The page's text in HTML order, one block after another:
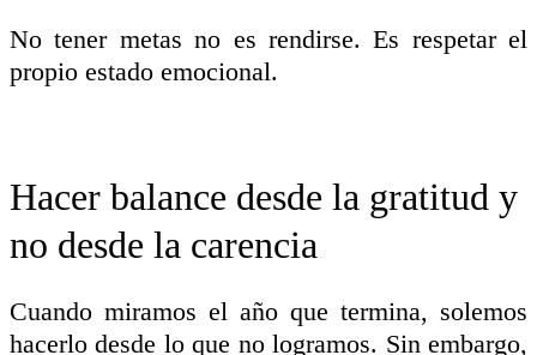
No tener metas no es rendirse. Es respetar el
propio estado emocional.
Hacer balance desde la gratitud y
no desde la carencia
Cuando miramos el año que termina, solemos
hacerlo desde lo que no logramos. Sin embargo,